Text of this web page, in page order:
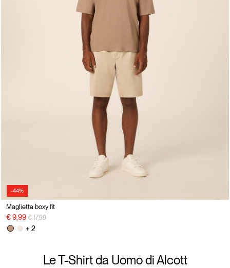
-44%
Maglietta boxy fit
€ 9,99 Price reduced from
€ 17,99to
+ 2
Le T-Shirt da Uomo di Alcott